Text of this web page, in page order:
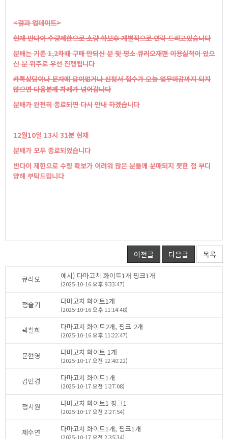
<결과업데이트>
현재반다이수량제한으로소량확보후개별적으로연락드리고있습니다
분배는기존1,2차때구매안되신분및평소큐리오재팬이용실적이있으
신분위주로우선진행됩니다
카톡상담이나문자에답이없거나신청서접수가오늘업무마감까지되지
않으면다음분께차례가넘어갑니다
분배가완전히종료되면다시안내하겠습니다
12월10일13시31분현재
분배가모두종료되었습니다
반다이제한으로수량확보가어려워많은분들께분매되지못한점부디
양해부탁드립니다
이전글 다음글 목록
큐리오 예시)다마고치화이트1개핑크1개
(2025-10-16오후9:33:47)
정슬기 다마고치화이트1개
(2025-10-16오후11:14:48)
곽철희 다마고치화이트2개,핑크2개
(2025-10-16오후11:22:47)
문현영 다마고치화이트1개
(2025-10-17오전12:40:22)
김민경 다마고치화이트1개
(2025-10-17오전1:27:08)
정시원 다마고치화이트1핑크1
(2025-10-17오전2:27:54)
제수연 다마고치화이트1개,핑크1개
(2025-10-17오전2:35:34)